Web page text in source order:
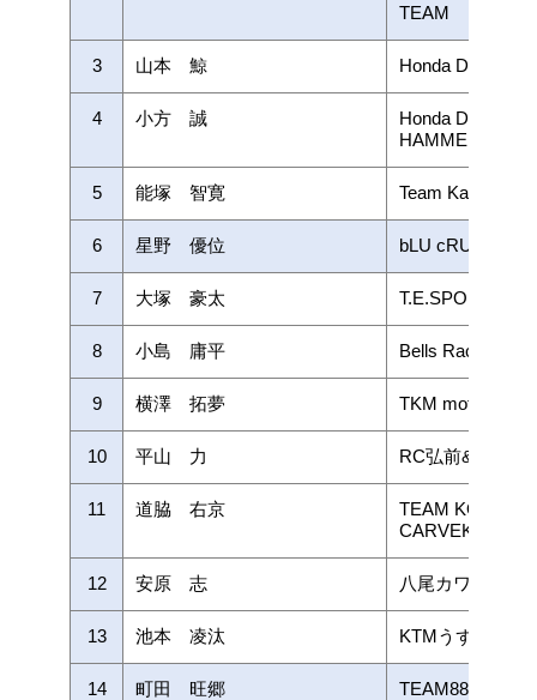
TEAM
3 山本 鯨 Honda Dream
4 小方 誠
Honda Dream
HAMMER
5 能塚 智寛 Team Kawasaki
6 星野 優位 bLU cRU レー
7 大塚 豪太 T.E.SPORT with
8 小島 庸平 Bells Racing
9 横澤 拓夢 TKM motor
10 平山 力 RC弘前&TSFレ
11 道脇 右京
TEAM
CARVEK
12 安原 志 八尾カワサキ
13 池本 凌汰 KTMうずしおレ
14 町田 旺郷 TEAM887 with